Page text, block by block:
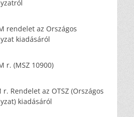
rendelet az Országos
kiadásáról
r. (MSZ 10900)
r. Rendelet az OTSZ (Országos
kiadásáról